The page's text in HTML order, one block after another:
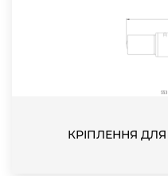
КРІПЛЕННЯ ДЛЯ